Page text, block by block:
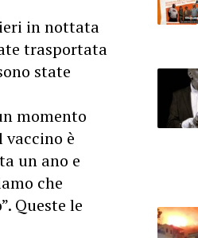
in nottata
trasportata
state
momento
vaccino è
un ano e
che
Queste le